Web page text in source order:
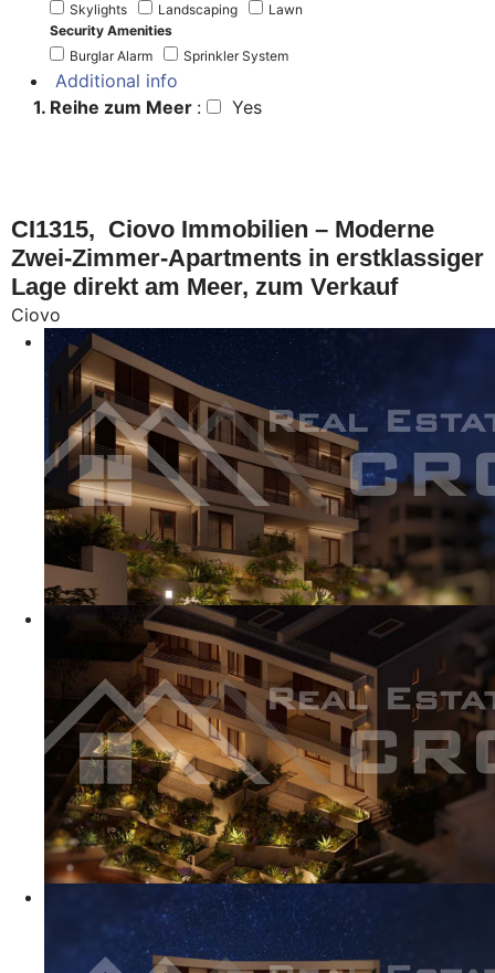
Skylights
Landscaping
Lawn
Security Amenities
Burglar Alarm
Sprinkler System
Additional info
1. Reihe zum Meer : Yes
CI1315, Ciovo Immobilien – Moderne
Zwei-Zimmer-Apartments in erstklassiger
Lage direkt am Meer, zum Verkauf
Ciovo